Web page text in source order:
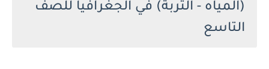
(المياه - التربة) في الجغرافيا للصف
التاسع